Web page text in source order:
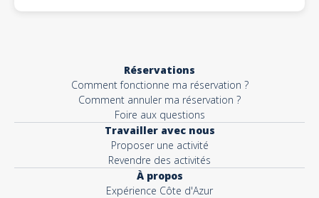
Réservations
Comment fonctionne ma réservation ?
Comment annuler ma réservation ?
Foire aux questions
Travailler avec nous
Proposer une activité
Revendre des activités
À propos
Expérience Côte d'Azur